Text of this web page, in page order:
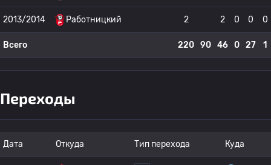
2013/2014 Работницкий 2 2 0 0 0
Всего 220 90 46 0 27 1
Переходы
Дата Откуда Тип перехода Куда